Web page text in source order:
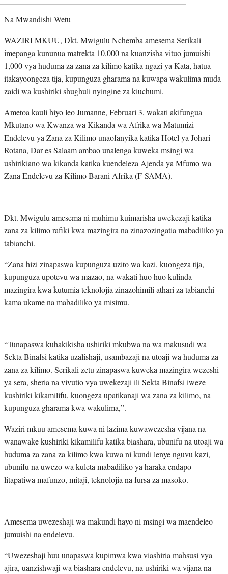
Na Mwandishi Wetu
WAZIRI MKUU, Dkt. Mwigulu Nchemba amesema Serikali
imepanga kununua matrekta 10,000 na kuanzisha vituo jumuishi
1,000 vya huduma za zana za kilimo katika ngazi ya Kata, hatua
itakayoongeza tija, kupunguza gharama na kuwapa wakulima muda
zaidi wa kushiriki shughuli nyingine za kiuchumi.
Ametoa kauli hiyo leo Jumanne, Februari 3, wakati akifungua
Mkutano wa Kwanza wa Kikanda wa Afrika wa Matumizi
Endelevu ya Zana za Kilimo unaofanyika katika Hotel ya Johari
Rotana, Dar es Salaam ambao unalenga kuweka msingi wa
ushirikiano wa kikanda katika kuendeleza Ajenda ya Mfumo wa
Zana Endelevu za Kilimo Barani Afrika (F-SAMA).
Dkt. Mwigulu amesema ni muhimu kuimarisha uwekezaji katika
zana za kilimo rafiki kwa mazingira na zinazozingatia mabadiliko ya
tabianchi.
“Zana hizi zinapaswa kupunguza uzito wa kazi, kuongeza tija,
kupunguza upotevu wa mazao, na wakati huo huo kulinda
mazingira kwa kutumia teknolojia zinazohimili athari za tabianchi
kama ukame na mabadiliko ya misimu.
“Tunapaswa kuhakikisha ushiriki mkubwa na wa makusudi wa
Sekta Binafsi katika uzalishaji, usambazaji na utoaji wa huduma za
zana za kilimo. Serikali zetu zinapaswa kuweka mazingira wezeshi
ya sera, sheria na vivutio vya uwekezaji ili Sekta Binafsi iweze
kushiriki kikamilifu, kuongeza upatikanaji wa zana za kilimo, na
kupunguza gharama kwa wakulima,”.
Waziri mkuu amesema kuwa ni lazima kuwawezesha vijana na
wanawake kushiriki kikamilifu katika biashara, ubunifu na utoaji wa
huduma za zana za kilimo kwa kuwa ni kundi lenye nguvu kazi,
ubunifu na uwezo wa kuleta mabadiliko ya haraka endapo
litapatiwa mafunzo, mitaji, teknolojia na fursa za masoko.
Amesema uwezeshaji wa makundi hayo ni msingi wa maendeleo
jumuishi na endelevu.
“Uwezeshaji huu unapaswa kupimwa kwa viashiria mahsusi vya
ajira, uanzishwaji wa biashara endelevu, na ushiriki wa vijana na